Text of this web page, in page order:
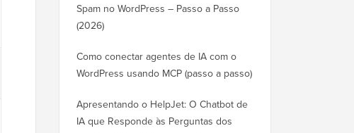
Spam no WordPress – Passo a Passo
(2026)
Como conectar agentes de IA com o
WordPress usando MCP (passo a passo)
Apresentando o HelpJet: O Chatbot de
IA que Responde às Perguntas dos